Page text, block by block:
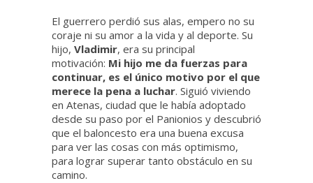
El guerrero perdió sus alas, empero no su
coraje ni su amor a la vida y al deporte. Su
hijo, Vladimir, era su principal
motivación: Mi hijo me da fuerzas para
continuar, es el único motivo por el que
merece la pena a luchar. Siguió viviendo
en Atenas, ciudad que le había adoptado
desde su paso por el Panionios y descubrió
que el baloncesto era una buena excusa
para ver las cosas con más optimismo,
para lograr superar tanto obstáculo en su
camino.